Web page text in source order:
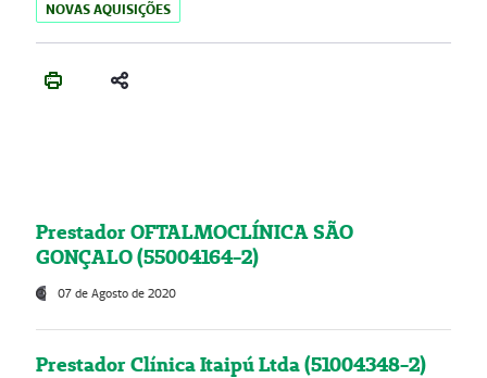
NOVAS AQUISIÇÕES
Prestador OFTALMOCLÍNICA SÃO
GONÇALO (55004164-2)
07 de Agosto de 2020
Prestador Clínica Itaipú Ltda (51004348-2)